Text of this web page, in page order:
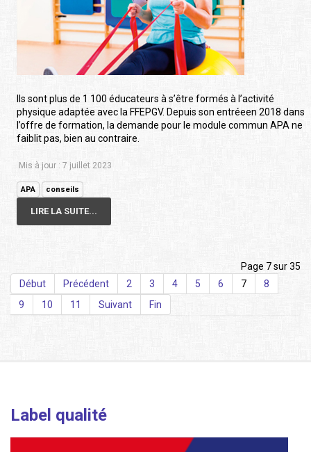
Ils sont plus de 1 100 éducateurs à s’être formés à l’activité
physique adaptée avec la FFEPGV. Depuis son entréeen 2018 dans
l’offre de formation, la demande pour le module commun APA ne
faiblit pas, bien au contraire.
Mis à jour : 7 juillet 2023
APA conseils
LIRE LA SUITE...
Page 7 sur 35
Début
Précédent 2 3 4 5 6 7
8
9
10 11 Suivant Fin
Label qualité